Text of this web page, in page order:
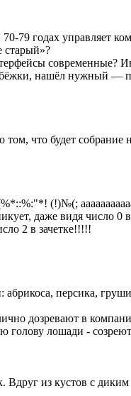
79 годах управляет
старый»?
современные?
нашёл нужный —
том, что будет
(!)№(;
даже видя число 0
2 в зачетке!!!!!
абрикоса, персика,
дозревают в
лошади -
из кустов с